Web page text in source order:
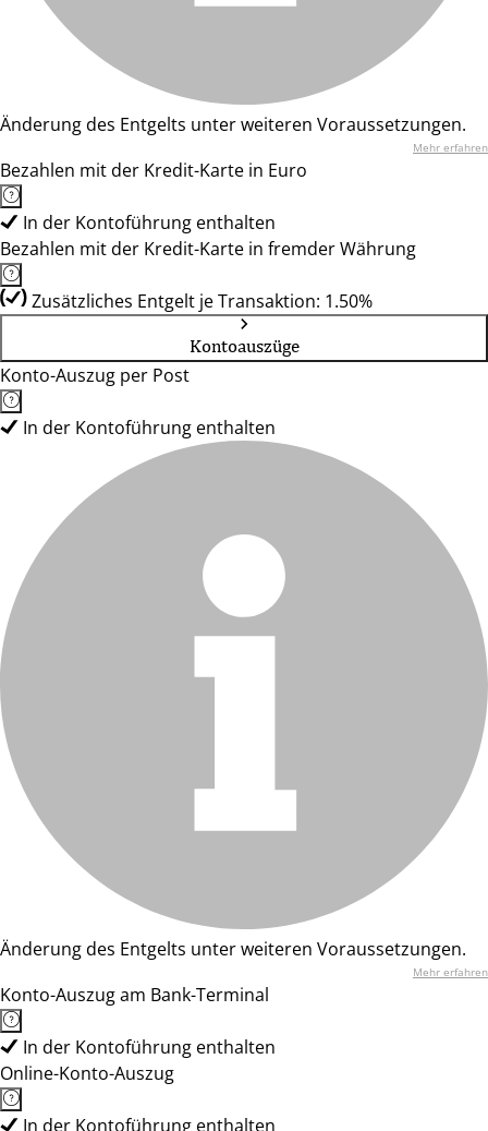
Änderung des Entgelts unter weiteren Voraussetzungen.
Mehr erfahren
Bezahlen mit der Kredit-Karte in Euro
In der Kontoführung enthalten
Bezahlen mit der Kredit-Karte in fremder Währung
Zusätzliches Entgelt je Transaktion: 1.50%
Kontoauszüge
Konto-Auszug per Post
In der Kontoführung enthalten
Änderung des Entgelts unter weiteren Voraussetzungen.
Mehr erfahren
Konto-Auszug am Bank-Terminal
In der Kontoführung enthalten
Online-Konto-Auszug
In der Kontoführung enthalten